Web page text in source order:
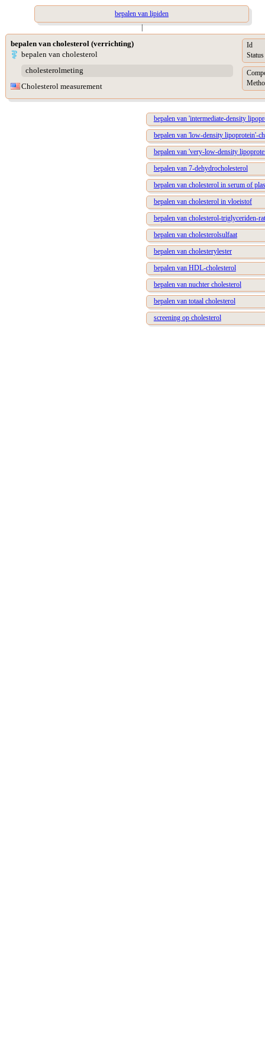
bepalen van lipiden
|
bepalen van cholesterol (verrichting)
bepalen van cholesterol
cholesterolmeting
Cholesterol measurement
Id
Status
bepalen van 'intermediate-density
bepalen van 'low-density lipoprotein'-
bepalen van 'very-low-density
bepalen van 7-dehydrocholesterol
bepalen van cholesterol in serum of
bepalen van cholesterol in vloeistof
bepalen van cholesterol-triglyceriden-
bepalen van cholesterolsulfaat
bepalen van cholesterylester
bepalen van HDL-cholesterol
bepalen van nuchter cholesterol
bepalen van totaal cholesterol
screening op cholesterol